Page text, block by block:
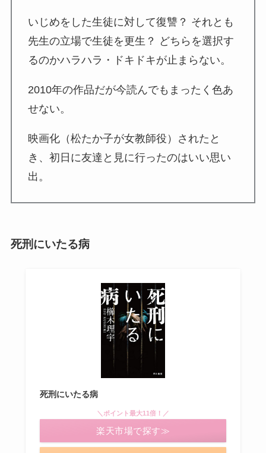
いじめをした生徒に対して復讐？ それとも
先生の立場で生徒を更生？ どちらを選択す
るのかハラハラ・ドキドキが止まらない。
2010年の作品だが今読んでもまったく色あ
せない。
映画化（松たか子が女教師役）されたと
き、初日に友達と見に行ったのはいい思い
出。
死刑にいたる病
死刑にいたる病
＼ポイント最大11倍！／
楽天市場で探す≫